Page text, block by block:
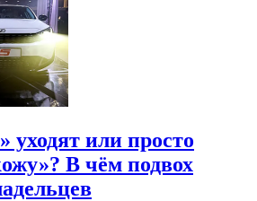
уходят или просто
В чём подвох